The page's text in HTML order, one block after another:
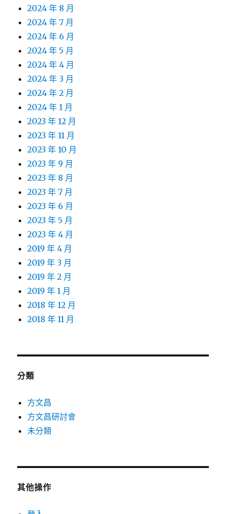
2024 年 8 月
2024 年 7 月
2024 年 6 月
2024 年 5 月
2024 年 4 月
2024 年 3 月
2024 年 2 月
2024 年 1 月
2023 年 12 月
2023 年 11 月
2023 年 10 月
2023 年 9 月
2023 年 8 月
2023 年 7 月
2023 年 6 月
2023 年 5 月
2023 年 4 月
2019 年 4 月
2019 年 3 月
2019 年 2 月
2019 年 1 月
2018 年 12 月
2018 年 11 月
分類
方文昌
方文昌研討會
未分類
其他操作